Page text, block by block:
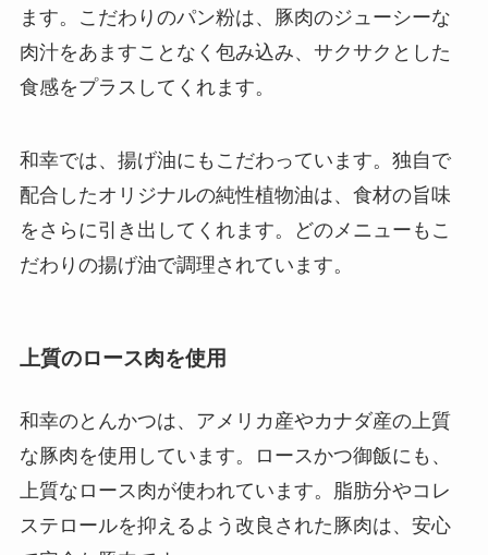
ます。こだわりのパン粉は、豚肉のジューシーな
肉汁をあますことなく包み込み、サクサクとした
食感をプラスしてくれます。
和幸では、揚げ油にもこだわっています。独自で
配合したオリジナルの純性植物油は、食材の旨味
をさらに引き出してくれます。どのメニューもこ
だわりの揚げ油で調理されています。
上質のロース肉を使用
和幸のとんかつは、アメリカ産やカナダ産の上質
な豚肉を使用しています。ロースかつ御飯にも、
上質なロース肉が使われています。脂肪分やコレ
ステロールを抑えるよう改良された豚肉は、安心